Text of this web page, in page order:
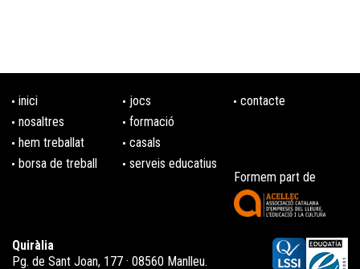
inici
nosaltres
hem treballat
borsa de treball
jocs
formació
casals
serveis educatius
contacte
Formem part de
Quiràlia
Pg. de Sant Joan, 177 · 08560 Manlleu.